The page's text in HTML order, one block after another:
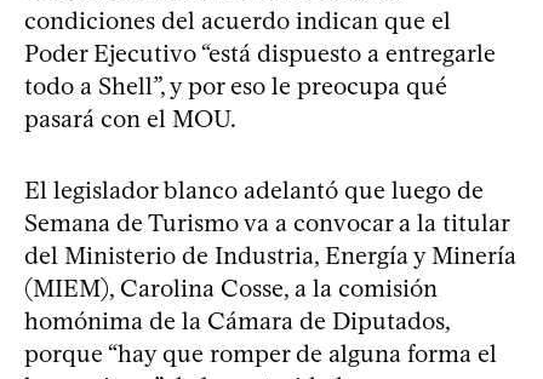
condiciones del acuerdo indican que el
Poder Ejecutivo “está dispuesto a entregarle
todo a Shell”, y por eso le preocupa qué
pasará con el MOU.
El legislador blanco adelantó que luego de
Semana de Turismo va a convocar a la titular
del Ministerio de Industria, Energía y Minería
(MIEM), Carolina Cosse, a la comisión
homónima de la Cámara de Diputados,
porque “hay que romper de alguna forma el